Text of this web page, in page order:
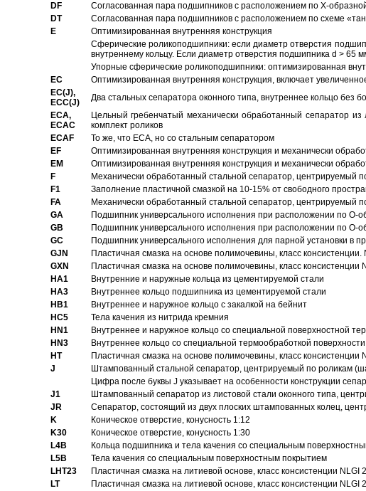
DF
Согласованная пара подшипников с расположением по Х-
DT
Согласованная пара подшипников с расположением по схеме
E
Оптимизированная внутренняя конструкция
Сферические роликоподшипники: если диаметр отверстия
внутреннему кольцу. Если диаметр отверстия подшипника d > 65
Упорные сферические роликоподшипники: оптимизированная
EC
Oптимизированная внутренняя конструкция, включает
EC(J),
ECC(J)
Два стальных сепаратора оконного типа, внутреннее кольцо без
ECA,
ECAC
Цельный гребенчатый механически обработанный сепаратор
комплект роликов
ECAF
То же, что ECA, но со стальным сепаратором
EF
Оптимизированная внутренняя конструкция и механически
EM
Оптимизированная внутренняя конструкция и механически
F
Механически обработанный стальной сепаратор, центрируемый
F1
Заполнение пластичной смазкой на 10-15% от свободного
FA
Механически обработанный стальной сепаратор, центрируемый
GA
Подшипник универсального исполнения при расположении по О-
GB
Подшипник универсального исполнения при расположении по О-
GC
Подшипник универсального исполнения для парной установки в
GJN
Пластичная смазка на основе полимочевины, класс
GXN
Пластичная смазка на основе полимочевины, класс
HA1
Внутренние и наружные кольца из цементируемой стали
HA3
Bнутреннее кольцо подшипника из цементируемой стали
HB1
Bнутреннее и наружное кольцо с закалкой на бейнит
HC5
Тела качения из нитрида кремния
HN1
Bнутреннее и наружное кольцо со специальной поверхностной
HN3
Внутреннее кольцо со специальной термообработкой поверхности
HT
Пластичная смазка на основе полимочевины, класс
J
Штампованный стальной сепаратор, центрируемый по роликам
Цифра после буквы J указывает на особенности конструкции
J1
Штампованный сепаратор из листовой стали оконного типа,
JR
Сепаратор, состоящий из двух плоских штампованных колец,
K
Коническое отверстие, конусность 1:12
K30
Коническое отверстие, конусность 1:30
L4B
Кольца подшипника и тела качения со специальным
L5B
Тела качения со специальным поверхностным покрытием
LHT23
Пластичная смазка на литиевой основе, класс консистенции
LT
Пластичная смазка на литиевой основе, класс консистенции